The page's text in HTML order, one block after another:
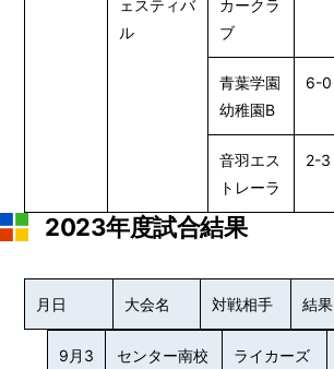
ェスティバ
ル
カークラ
ブ
青葉学園
幼稚園B
6-0
音羽エス
トレーラ
2-3
2023年度試合結果
月日 大会名 対戦相手 結果
9月3
センター南校
ライカーズ